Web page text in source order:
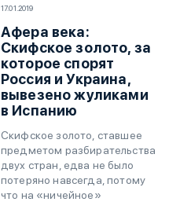
17.01.2019
Афера века:
Скифское золото, за
которое спорят
Россия и Украина,
вывезено жуликами
в Испанию
Скифское золото, ставшее
предметом разбирательства
двух стран, едва не было
потеряно навсегда, потому
что на «ничейное»